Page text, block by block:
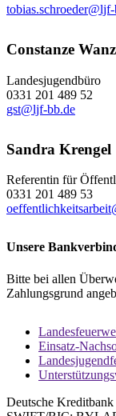
Constanze
Landesjugendbüro
0331 201 489 52
gst@ljf-bb.de
Sandra Krengel
Referentin für
0331 201 489 53
Unsere
Bitte bei allen
Zahlungsgrund
Einsatz-
Deutsche Kreditbank